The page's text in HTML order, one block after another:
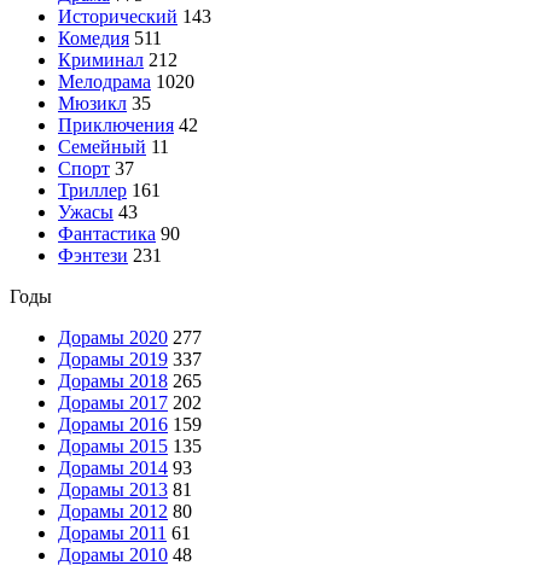
Исторический 143
Комедия 511
Криминал 212
Мелодрама 1020
Мюзикл 35
Приключения 42
Семейный 11
Спорт 37
Триллер 161
Ужасы 43
Фантастика 90
Фэнтези 231
Годы
Дорамы 2020 277
Дорамы 2019 337
Дорамы 2018 265
Дорамы 2017 202
Дорамы 2016 159
Дорамы 2015 135
Дорамы 2014 93
Дорамы 2013 81
Дорамы 2012 80
Дорамы 2011 61
Дорамы 2010 48